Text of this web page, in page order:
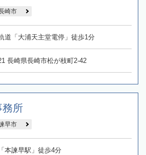
崎市
道「大浦天主堂電停」徒歩1分
長崎県長崎市松が枝町2-42
務所
早市
本諫早駅」徒歩4分